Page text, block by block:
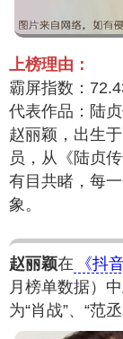
上榜理由：
霸屏指数：
代表作品：陆
赵丽颖，出生
员，从《陆贞
有目共睹，每
象。
赵丽颖在 《抖
月榜单数据）
为“肖战”、“范